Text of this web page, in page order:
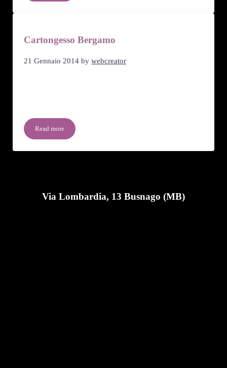
Cartongesso Bergamo
21 Gennaio 2014 bywebcreator
Read moreCartongesso Bergamo
Via Lombardia, 13 Busnago (MB)